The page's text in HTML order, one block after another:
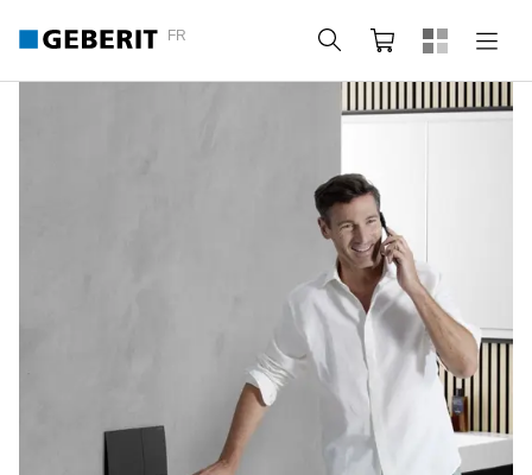
FR Rechercher
Panier